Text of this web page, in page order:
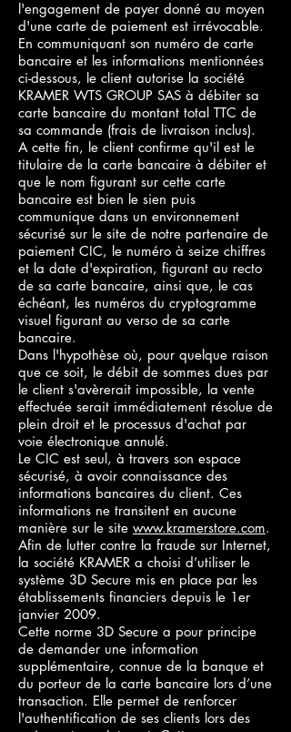
l'engagement de payer donné au moyen
d'une carte de paiement est irrévocable.
En communiquant son numéro de carte
bancaire et les informations mentionnées
ci-dessous, le client autorise la société
KRAMER WTS GROUP SAS à débiter sa
carte bancaire du montant total TTC de
sa commande (frais de livraison inclus).
A cette fin, le client confirme qu'il est le
titulaire de la carte bancaire à débiter et
que le nom figurant sur cette carte
bancaire est bien le sien puis
communique dans un environnement
sécurisé sur le site de notre partenaire de
paiement CIC, le numéro à seize chiffres
et la date d'expiration, figurant au recto
de sa carte bancaire, ainsi que, le cas
échéant, les numéros du cryptogramme
visuel figurant au verso de sa carte
bancaire.
Dans l'hypothèse où, pour quelque raison
que ce soit, le débit de sommes dues par
le client s'avèrerait impossible, la vente
effectuée serait immédiatement résolue de
plein droit et le processus d'achat par
voie électronique annulé.
Le CIC est seul, à travers son espace
sécurisé, à avoir connaissance des
informations bancaires du client. Ces
informations ne transitent en aucune
manière sur le site www.kramerstore.com.
Afin de lutter contre la fraude sur Internet,
la société KRAMER a choisi d’utiliser le
système 3D Secure mis en place par les
établissements financiers depuis le 1er
janvier 2009.
Cette norme 3D Secure a pour principe
de demander une information
supplémentaire, connue de la banque et
du porteur de la carte bancaire lors d’une
transaction. Elle permet de renforcer
l'authentification de ses clients lors des